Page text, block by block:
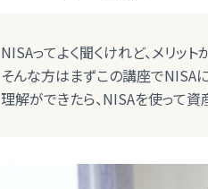
NISAってよく聞くけれど、メリッ
そんな方はまずこの講座でNISA
理解ができたら、NISAを使って資